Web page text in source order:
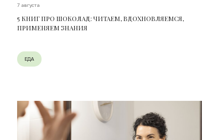
7 августа
5 КНИГ ПРО ШОКОЛАД: ЧИТАЕМ, ВДОХНОВЛЯЕМСЯ,
ПРИМЕНЯЕМ ЗНАНИЯ
ЕДА